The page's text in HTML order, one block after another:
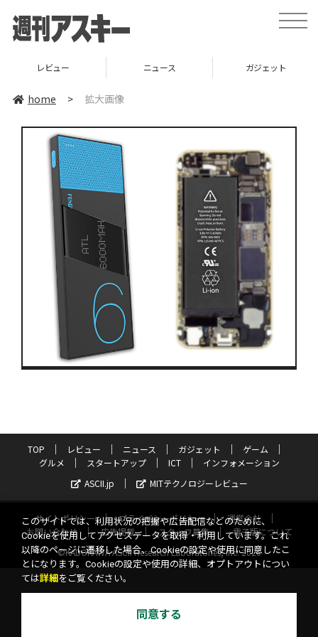
toggle
レビュー ニュース ガジェット
home > 拡大画像
TOP レビュー ニュース ガジェット
ゲーム
グルメ
スタートアップ ICT
インフォメーション
ASCII.jp
MITテクノロジーレビュー
サイトポリシー プライバシーポリシー
運営会社
お問い合わせ
広告掲載 スタッフ募集
電子版について
©KADOKAWA ASCII Research Laboratories, Inc. 2026
このサイトでは、利用状況の把握や広告配信などのために、
Cookieを使用してアクセスデータを取得・利用しています。これ
以降のページに遷移した場合、Cookieの設定や使用に同意したこ
とになります。Cookieの設定や使用の詳細、オプトアウトについ
ては詳細 をご覧ください。
同意する